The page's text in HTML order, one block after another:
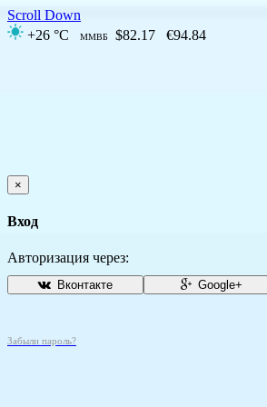
Scroll Down
+26 °C
ММВБ $82.17 €94.84
×
Вход
Авторизация через:
Вконтакте Google+
Забыли пароль?